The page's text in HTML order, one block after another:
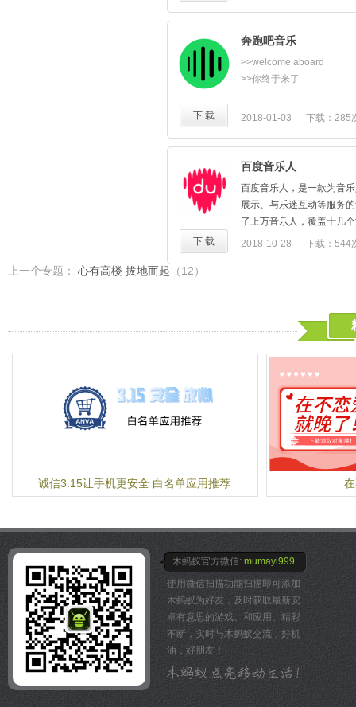
•唱
【双屏开唱】TV端+APP
出来；
如您在使用中有任何意见
官方网站：http://
微信公众号：mclub12530
官方QQ群：162118770
奔跑吧音乐
>>welcome aboard
>>你终于来了
这里是智能、轻简的跑步
实现与相应节奏音乐的对接
当你花费心思编辑好的一
疲劳消磨成毫无刺激的单
当你灌了铅的脚步 再也跟
奏
噢不，它并未为你停下或
——难怪你一直以为『
Running Music带给你的
而是你与音乐之间历久常
以及被那份深厚的默契所
不论你的脚步放缓或是加
让任何频率下的步伐都铿
让任何旋律中的你，找得
2018-01-03 下载：285
下 载
百度音乐人
百度音乐人，是一款为音
展示、与乐迷互动等服务
了上万音乐人，覆盖十几
发掘新鲜、独特的音乐人
定位于优质、领先的音乐
乐人提供专业服务，为音
及交 流互动的平台。
2018-10-28 下载：544
下 载
上一个专题： 心有高楼 拔地而起 （12）
诚信3.15让手机更安全 白名单应用推荐
木蚂蚁官方微信: mumayi999
使用微信扫描功能扫描即可添加
木蚂蚁为好友，及时获取最新安
卓有意思的游戏、和应用。精彩
不断，实时与木蚂蚁交流，好机
油，好朋友！